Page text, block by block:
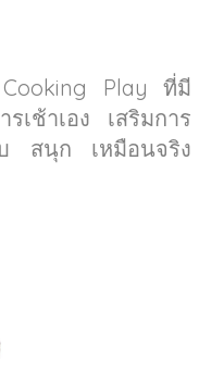
Cooking Play ที่มี
เช้าเอง เสริมการ
สนุก เหมือนจริง